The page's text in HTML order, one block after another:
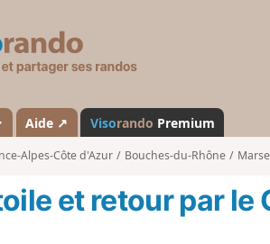
s
a
n
d
Aide ↗ Visorando Premium
Alpes-Côte d'Azur Bouches-du-Rhône
et retour par le